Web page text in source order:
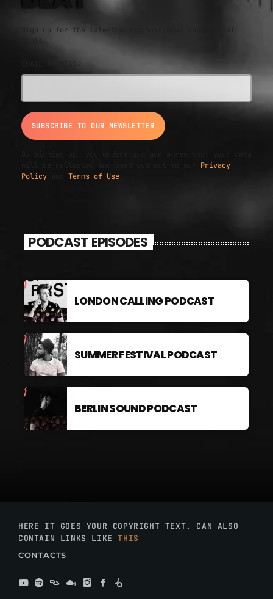
Sign up for the latest electronic news and special
EMAIL ADDRESS*
Privacy
Policy
Terms of Use
PODCAST EPISODES
LONDON CALLING PODCAST
SUMMER FESTIVAL PODCAST
BERLIN SOUND PODCAST
HERE IT GOES YOUR COPYRIGHT TEXT. CAN ALSO
CONTAIN LINKS LIKETHIS
CONTACTS